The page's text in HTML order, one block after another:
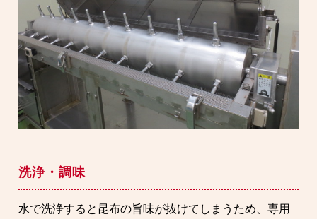
洗浄・調味
水で洗浄すると昆布の旨味が抜けてしまうため、専用